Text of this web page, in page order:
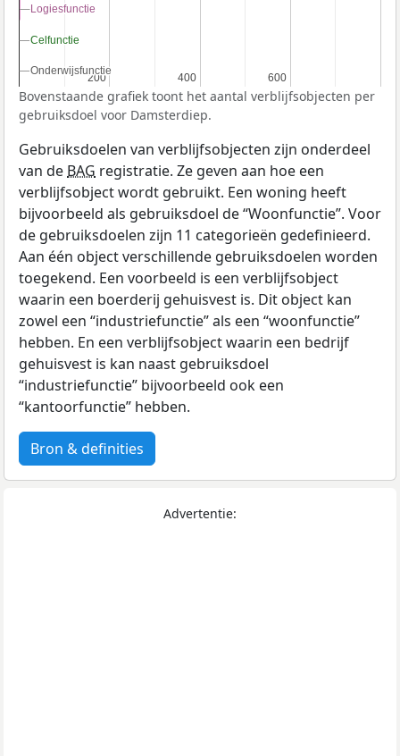
200
200 400
400 600
600
Logiesfunctie
Logiesfunctie
Celfunctie
Celfunctie
Onderwijsfunctie
Onderwijsfunctie
Bovenstaande grafiek toont het aantal verblijfsobjecten per
gebruiksdoel voor Damsterdiep.
Gebruiksdoelen van verblijfsobjecten zijn onderdeel
van de BAG registratie. Ze geven aan hoe een
verblijfsobject wordt gebruikt. Een woning heeft
bijvoorbeeld als gebruiksdoel de “Woonfunctie”. Voor
de gebruiksdoelen zijn 11 categorieën gedefinieerd.
Aan één object verschillende gebruiksdoelen worden
toegekend. Een voorbeeld is een verblijfsobject
waarin een boerderij gehuisvest is. Dit object kan
zowel een “industriefunctie” als een “woonfunctie”
hebben. En een verblijfsobject waarin een bedrijf
gehuisvest is kan naast gebruiksdoel
“industriefunctie” bijvoorbeeld ook een
“kantoorfunctie” hebben.
Bron & definities
Advertentie: